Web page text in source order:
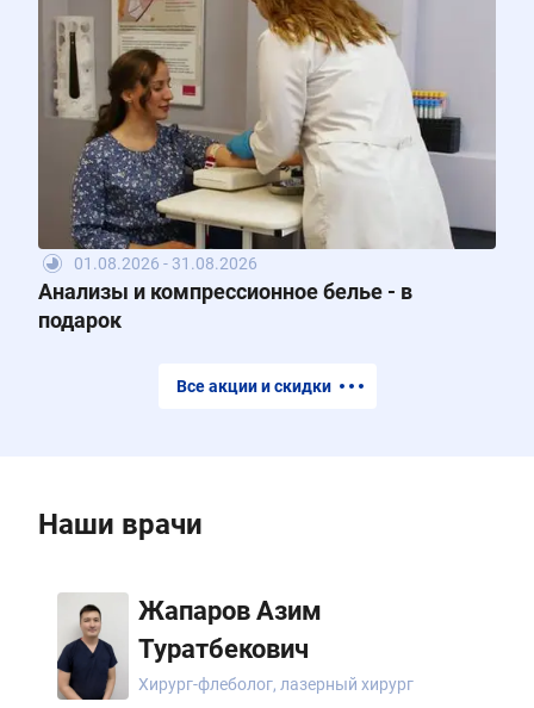
01.08.2026 - 31.08.2026
Анализы и компрессионное белье - в
подарок
Все акции и скидки
Наши врачи
Жапаров Азим
Туратбекович
Хирург-флеболог, лазерный хирург